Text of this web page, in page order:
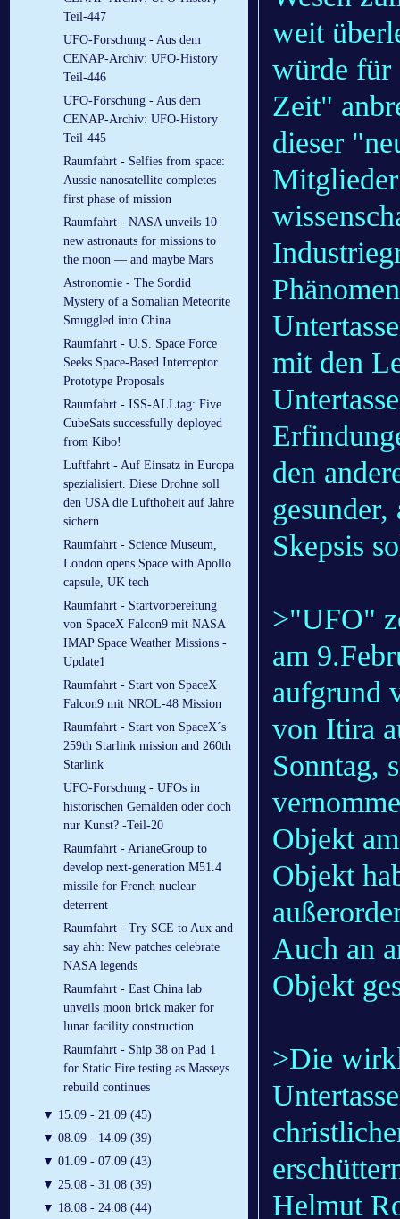
Teil-447
UFO-Forschung - Aus dem
CENAP-Archiv: UFO-History
Teil-446
UFO-Forschung - Aus dem
CENAP-Archiv: UFO-History
Teil-445
Raumfahrt - Selfies from space:
Aussie nanosatellite completes
first phase of mission
Raumfahrt - NASA unveils 10
new astronauts for missions to
the moon — and maybe Mars
Astronomie - The Sordid
Mystery of a Somalian Meteorite
Smuggled into China
Raumfahrt - U.S. Space Force
Seeks Space-Based Interceptor
Prototype Proposals
Raumfahrt - ISS-ALLtag: Five
CubeSats successfully deployed
from Kibo!
Luftfahrt - Auf Einsatz in Europa
spezialisiert. Diese Drohne soll
den USA die Lufthoheit auf Jahre
sichern
Raumfahrt - Science Museum,
London opens Space with Apollo
capsule, UK tech
Raumfahrt - Startvorbereitung
von SpaceX Falcon9 mit NASA
IMAP Space Weather Missions -
Update1
Raumfahrt - Start von SpaceX
Falcon9 mit NROL-48 Mission
Raumfahrt - Start von SpaceX´s
259th Starlink mission and 260th
Starlink
UFO-Forschung - UFOs in
historischen Gemälden oder doch
nur Kunst? -Teil-20
Raumfahrt - ArianeGroup to
develop next-generation M51.4
missile for French nuclear
deterrent
Raumfahrt - Try SCE to Aux and
say ahh: New patches celebrate
NASA legends
Raumfahrt - East China lab
unveils moon brick maker for
lunar facility construction
Raumfahrt - Ship 38 on Pad 1
for Static Fire testing as Masseys
rebuild continues
▼ 15.09 - 21.09 (45)
▼ 08.09 - 14.09 (39)
▼ 01.09 - 07.09 (43)
▼ 25.08 - 31.08 (39)
▼ 18.08 - 24.08 (44)
weit
würde für
Zeit"
dieser
mit den
den
Skepsis
>"UFO"
am
aufgrund
von Itira
Sonntag,
Objekt
Objekt
Auch an
Objekt
>Die
Helmut